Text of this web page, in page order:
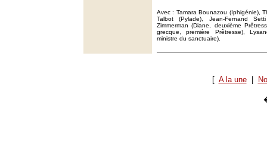
Avec : Tamara Bounazou (Iphigénie),
Talbot (Pylade), Jean-Fernand
Zimmerman (Diane, deuxième
grecque, première Prêtresse),
ministre du sanctuaire).
[ A la une|